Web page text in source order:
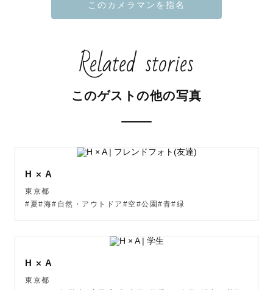
お子様との日常のお写真も、記念のお写真もお任せくださ
「日常の一コマを未来へ繋ぐタカラモノ」にできるよう、
る毎日だと思いますが、特別な日でなくても日常を"愛おし
また、ゲスト様との一期一会も大切にしたいと考えていま
験自体がとても良い思い出になった為にカメラマンを目指
すようになりました。
せっかく時間を作って頂くのであれば、写真も撮影時間も
Related stories
このゲストの他の写真
H × A
東京都
#夏#海#自然・アウトドア#空#公園#青#緑
H × A
東京都